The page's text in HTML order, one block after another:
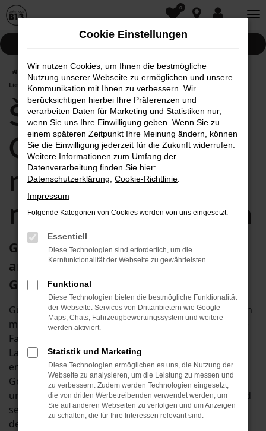
Zum
0
Rain am Lech
Škoda Gebrauchtwagen mit
Lieferservice nach Rain am Lech
Škoda
Gebrauchtwagen
mit Lieferservice
nach Rain am Lech
Günstig und zuverlässig mobil in Rain
am Lech mit dem Škoda
Gebrauchtwagen
Günstiger als mit einem Škoda Gebrauchtwagen kann
motorisierte Mobilität in Rain am Lech kaum sein. Die
Fahrzeuge dieses Herstellers zeichnen sich durch
Langlebigkeit und exzellente Qualität aus und sind
entsprechend wie geschaffen, um als Škoda
Gebrauchtwagen auf den Straßen von Rain am Lech
unterwegs zu sein. Wir vom Autohaus an der B13 sind
seit Anfang der 1980er Jahren als Familienbetrieb in
der Autobranche tätig. Wir gehören zu Rain am Lech
Cookie Einstellungen
Wir nutzen Cookies, um Ihnen die bestmögliche
Nutzung unserer Webseite zu ermöglichen und unsere
Kommunikation mit Ihnen zu verbessern. Wir
berücksichtigen hierbei Ihre Präferenzen und
verarbeiten Daten für Marketing und Statistiken nur,
wenn Sie uns Ihre Einwilligung geben. Wenn Sie zu
einem späteren Zeitpunkt Ihre Meinung ändern, können
Sie die Einwilligung jederzeit für die Zukunft widerrufen.
Weitere Informationen zum Umfang der
Datenverarbeitung finden Sie hier:
Datenschutzerklärung Cookie-Richtlinie
Impressum
Folgende Kategorien von Cookies werden von uns eingesetzt:
Essentiell
Diese Technologien sind erforderlich, um die
Kernfunktionalität der Webseite zu gewährleisten.
Funktional
Diese Technologien bieten die bestmögliche Funktionalität
der Webseite. Services von Drittanbietern wie Google
Maps, Chats, Fahrzeugbewertungssystem und weitere
werden aktiviert.
Statistik und Marketing
Diese Technologien ermöglichen es uns, die Nutzung der
Webseite zu analysieren, um die Leistung zu messen und
zu verbessern. Zudem werden Technologien eingesetzt,
die von dritten Werbetreibenden verwendet werden, um
Sie auf anderen Webseiten zu verfolgen und um Anzeigen
zu schalten, die für Ihre Interessen relevant sind.